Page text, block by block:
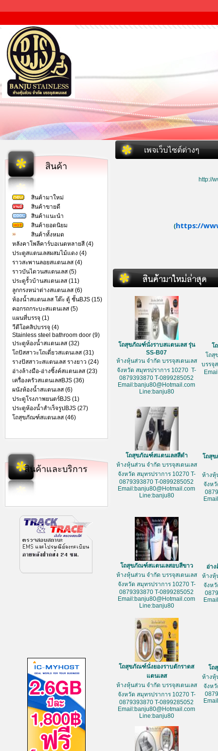
สินค้า
สินค้ามาใหม่
สินค้าขายดี
สินค้าแนะนำ
สินค้ายอดนิยม
สินค้าทั้งหมด
หลังคาโพลีคาร์บอเนตหลายสี (4)
ประตูสแตนเลสผสมไม้แดง (4)
ราวสะพานลอยสแตนเลส (4)
ราวบันไดวนสแตนเลส (5)
ประตูรั้วบ้านสแตนเลส (11)
ลูกกรงหน่าต่างสแตนเลส (6)
ห้องน้ำสแตนเลส โต๊ะ ตู้ ชั้นBJS (15)
คอกรถกระบะสแตนเลส (5)
แผนที่บรรจุ (1)
วีดีโอคลิปบรรจุ (4)
Stainless steel bathroom door (9)
ประตูห้องน้ำสแตนเลส (32)
โถปัสสาวะโถเดี่ยวสแตนเลส (31)
รางปัสสาวะสแตนเลส รางยาว (24)
อ่างล้างมือ-อ่างซิ้งค์สแตนเลส (23)
เครื่องครัวสแตนเลสBJS (36)
ผนังห้องน้ำสแตนเลส (6)
ประตูโรงภาพยนตร์BJS (1)
ประตูห้องน้ำสำเร็จรูปBJS (27)
โถสุขภัณฑ์สแตนเลส (46)
สินค้าและบริการ
เพจเว็บไซต์ต่างๆ
http://
(https://
โถสุขภัณฑ์นั่งราบสแตนเลส รุ่น
SS-B07
ห้างหุ้นส่วน จำกัด บรรจุสเตนเลส
จังหวัด สมุทรปราการ 10270 T-
0879393870 T-0899285052
Email:banju80@Hotmail.com
Line:banju80
โ
โถสุ
บรรจุ
โถสุขภัณฑ์สแตนเลสสีดำ
ห้างหุ้นส่วน จำกัด บรรจุสเตนเลส
จังหวัด สมุทรปราการ 10270 T-
0879393870 T-0899285052
Email:banju80@Hotmail.com
Line:banju80
โถสุ
ห้างหุ้
จังห
โถสุขภัณฑ์สแตนเลสอบสีขาว
ห้างหุ้นส่วน จำกัด บรรจุสเตนเลส
จังหวัด สมุทรปราการ 10270 T-
0879393870 T-0899285052
Email:banju80@Hotmail.com
Line:banju80
อ่า
ห้างหุ้
จังห
โถสุขภัณฑ์นั่งยองราบตักราดส
แตนเลส
ห้างหุ้นส่วน จำกัด บรรจุสเตนเลส
จังหวัด สมุทรปราการ 10270 T-
0879393870 T-0899285052
Email:banju80@Hotmail.com
Line:banju80
โถ
ห้างหุ้
จังห